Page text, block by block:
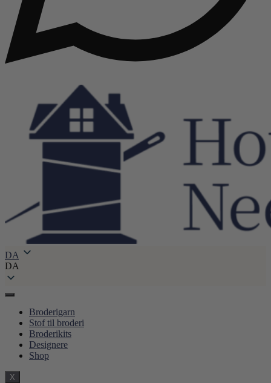
DA
DA
Broderigarn
Stof til broderi
Broderikits
Designere
Shop
X